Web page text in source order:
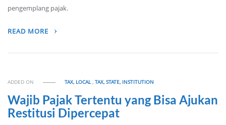
pengemplang pajak.
READ MORE
ADDED ON TAX, LOCAL,TAX, STATE, INSTITUTION
Wajib Pajak Tertentu yang Bisa Ajukan
Restitusi Dipercepat